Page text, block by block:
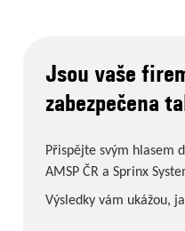
Jsou vaše
zabezpečena
Přispějte svým hlasem
AMSP ČR a Sprinx
Výsledky vám ukážou,